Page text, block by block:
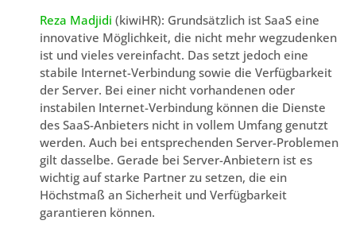
Reza Madjidi (kiwiHR): Grundsätzlich ist SaaS eine
innovative Möglichkeit, die nicht mehr wegzudenken
ist und vieles vereinfacht. Das setzt jedoch eine
stabile Internet-Verbindung sowie die Verfügbarkeit
der Server. Bei einer nicht vorhandenen oder
instabilen Internet-Verbindung können die Dienste
des SaaS-Anbieters nicht in vollem Umfang genutzt
werden. Auch bei entsprechenden Server-Problemen
gilt dasselbe. Gerade bei Server-Anbietern ist es
wichtig auf starke Partner zu setzen, die ein
Höchstmaß an Sicherheit und Verfügbarkeit
garantieren können.